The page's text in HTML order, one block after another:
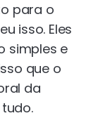
para o
isso. Eles
simples e
que o
da